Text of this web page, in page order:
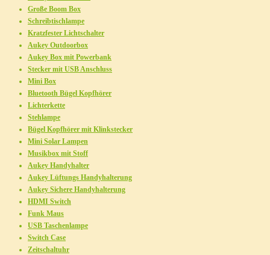
Große Boom Box
Schreibtischlampe
Kratzfester Lichtschalter
Aukey Outdoorbox
Aukey Box mit Powerbank
Stecker mit USB Anschluss
Mini Box
Bluetooth Bügel Kopfhörer
Lichterkette
Stehlampe
Bügel Kopfhörer mit Klinkstecker
Mini Solar Lampen
Musikbox mit Stoff
Aukey Handyhalter
Aukey Lüftungs Handyhalterung
Aukey Sichere Handyhalterung
HDMI Switch
Funk Maus
USB Taschenlampe
Switch Case
Zeitschaltuhr